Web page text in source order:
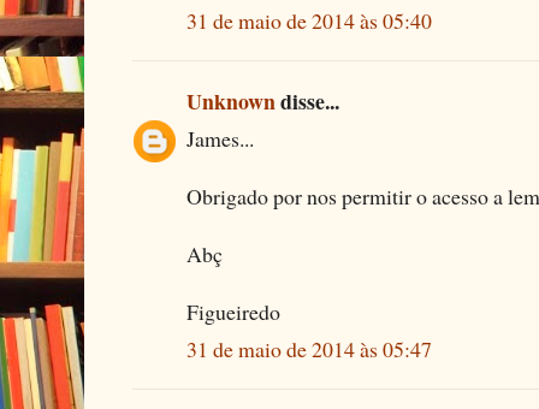
31 de maio de 2014 às 05:40
Unknowndisse...
James...
Obrigado por nos permitir o acesso a
Abç
Figueiredo
31 de maio de 2014 às 05:47